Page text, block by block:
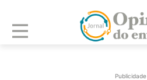
Publicidade